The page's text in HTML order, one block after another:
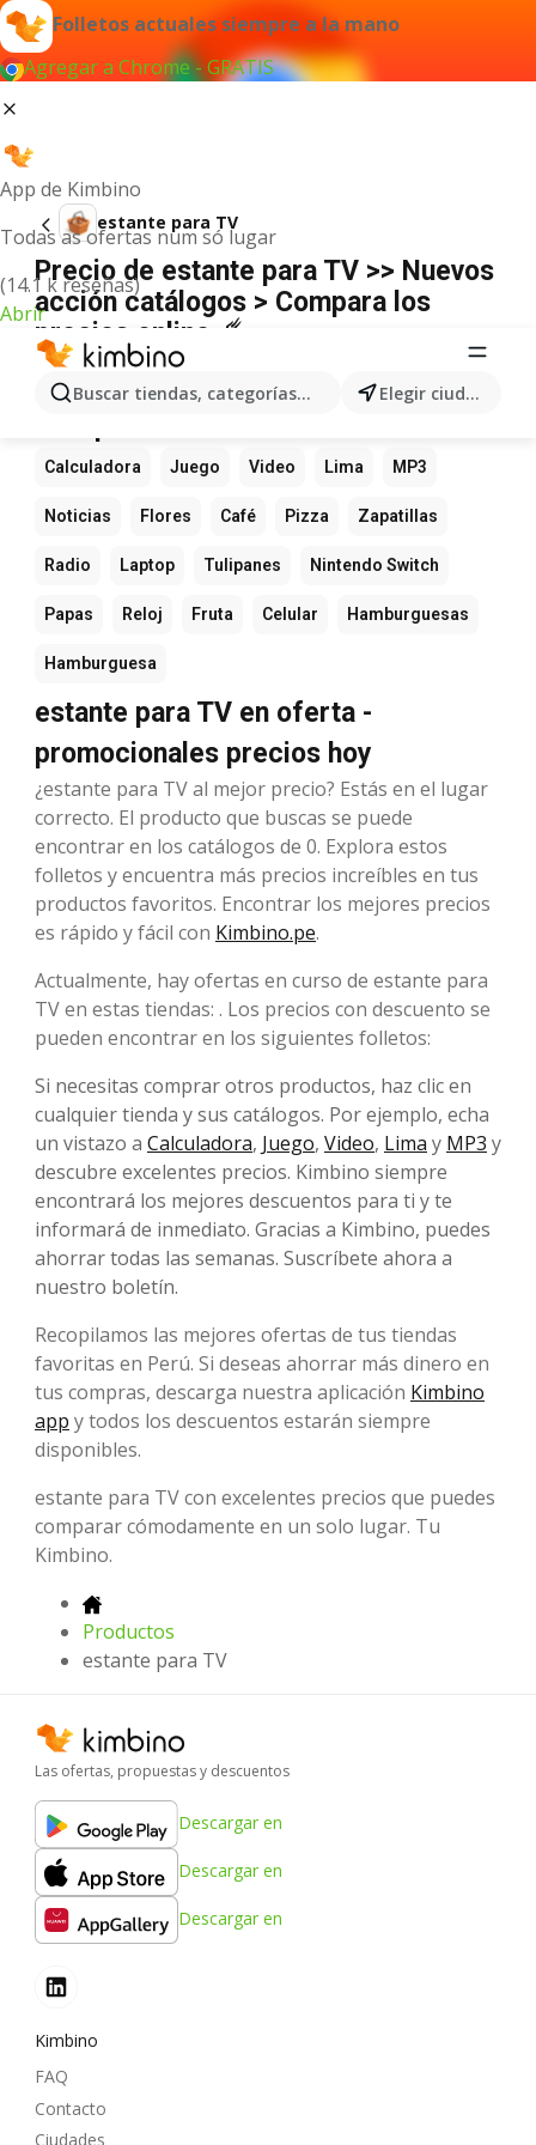
Folletos actuales siempre a la mano
Agregar a Chrome - GRATIS
App de Kimbino
Todas as ofertas num só lugar
(14.1 k reseñas)
Abrir
Buscar tiendas, categorías, productos... Elegir ciudad
estante para TV
Precio de estante para TV >> Nuevos
acción catálogos > Compara los
precios online ☄️
No hemos encontrado resultados para este
término.
Calculadora Juego Video Lima MP3
Noticias Flores Café Pizza Zapatillas
Radio Laptop Tulipanes Nintendo Switch
Papas Reloj Fruta Celular Hamburguesas
Hamburguesa
estante para TV en oferta -
promocionales precios hoy
¿estante para TV al mejor precio? Estás en el lugar
correcto. El producto que buscas se puede
encontrar en los catálogos de 0. Explora estos
folletos y encuentra más precios increíbles en tus
productos favoritos. Encontrar los mejores precios
es rápido y fácil con Kimbino.pe.
Actualmente, hay ofertas en curso de estante para
TV en estas tiendas: . Los precios con descuento se
pueden encontrar en los siguientes folletos:
Si necesitas comprar otros productos, haz clic en
cualquier tienda y sus catálogos. Por ejemplo, echa
un vistazo a Calculadora, Juego, Video, Lima y MP3 y
descubre excelentes precios. Kimbino siempre
encontrará los mejores descuentos para ti y te
informará de inmediato. Gracias a Kimbino, puedes
ahorrar todas las semanas. Suscríbete ahora a
nuestro boletín.
Recopilamos las mejores ofertas de tus tiendas
favoritas en Perú. Si deseas ahorrar más dinero en
tus compras, descarga nuestra aplicación Kimbino
app y todos los descuentos estarán siempre
disponibles.
estante para TV con excelentes precios que puedes
comparar cómodamente en un solo lugar. Tu
Kimbino.
Productos
estante para TV
Las ofertas, propuestas y descuentos
Descargar en
Descargar en
Descargar en
Kimbino
FAQ
Contacto
Ciudades